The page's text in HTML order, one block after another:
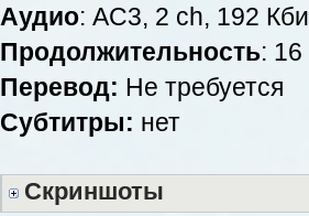
Аудио: AC3, 2 ch, 192
Продолжительность:
Перевод: Не требуется
Субтитры: нет
Скриншоты